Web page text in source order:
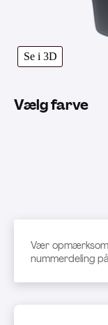
Se i 3D
Vær
nummerdeling
Vælg farve